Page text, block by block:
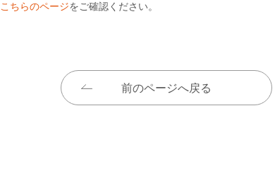
こちらのページをご確認ください。
前のページへ戻る